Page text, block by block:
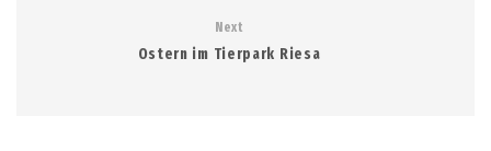
Next
Ostern im Tierpark Riesa